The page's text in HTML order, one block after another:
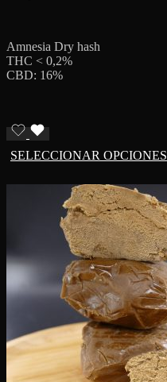
Amnesia Dry hash
THC < 0,2%
CBD: 16%
SELECCIONAR OPCIONES